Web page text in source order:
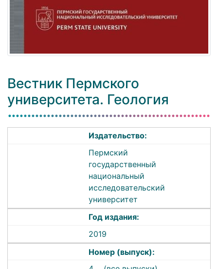
Вестник Пермского
университета. Геология
Издательство:
Пермский
государственный
национальный
исследовательский
университет
Год издания:
2019
Номер (выпуск):